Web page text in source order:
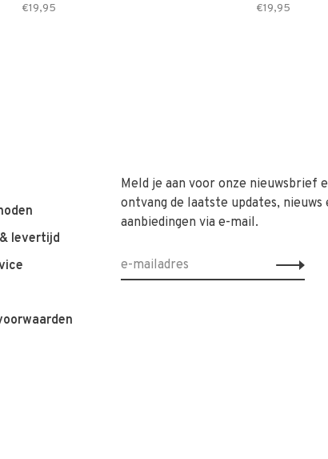
€19,95 €19,95
levertijd
Meld je aan voor onze nieuwsbrief
ontvang de laatste updates, nieuws
aanbiedingen via e-mail.